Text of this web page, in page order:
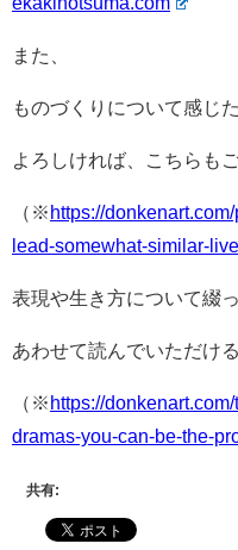
また、
ものづくりについて感じ
よろしければ、こちらも
（※ https://
lead-somewhat-similar-
表現や生き方について綴
あわせて読んでいただけ
（※ https://
dramas-you-can-be-the-
共有: